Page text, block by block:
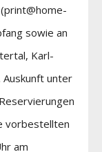
(print@home-
sowie an
Karl-
unter
vorbestellten
am